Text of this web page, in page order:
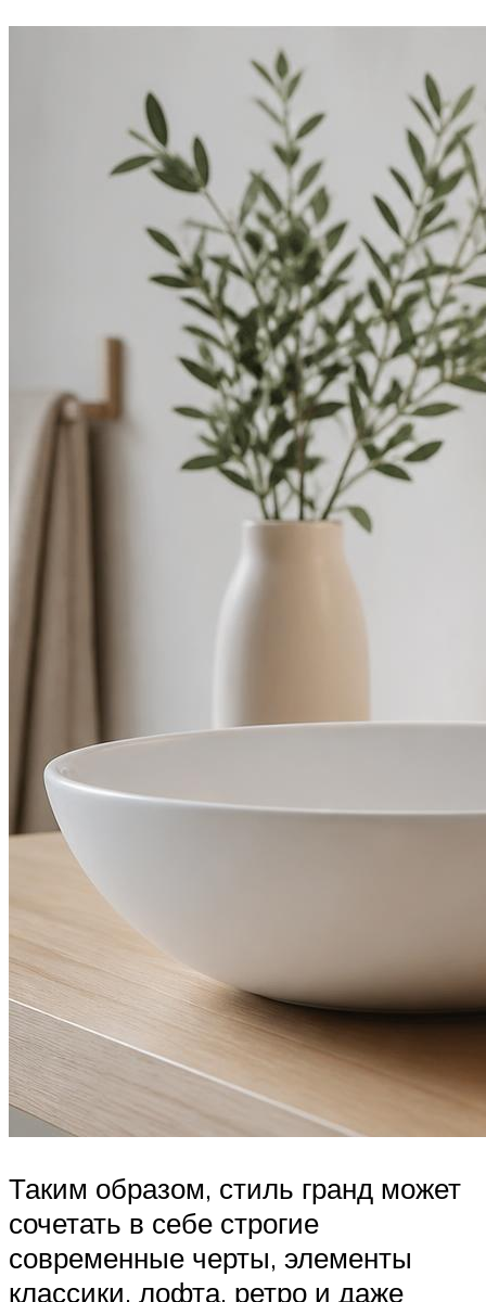
Таким образом, стиль гранд может
сочетать в себе строгие
современные черты, элементы
классики, лофта, ретро и даже